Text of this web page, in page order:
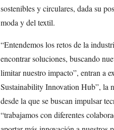
sostenibles y circulares, dada su
moda y del textil.
“Entendemos los retos de la
encontrar soluciones, buscando
limitar nuestro impacto”, entran a
Sustainability Innovation Hub”, la
desde la que se buscan impulsar
“trabajamos con diferentes